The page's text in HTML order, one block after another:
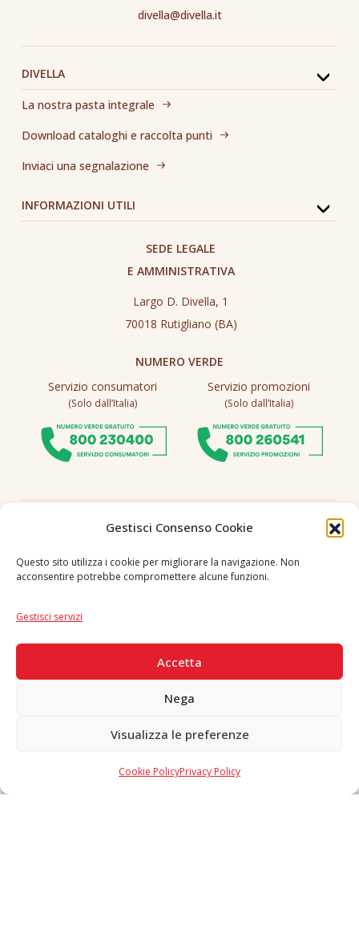
Gestisci Consenso Cookie
Questo sito utilizza i cookie per migliorare la navigazione. Non
acconsentire potrebbe compromettere alcune funzioni.
Gestisci servizi
Accetta
Nega
Visualizza le preferenze
Cookie PolicyPrivacy Policy
DIVELLA
La nostra pasta integrale
Download cataloghi e raccolta punti
Inviaci una segnalazione
INFORMAZIONI UTILI
divella@divella.it
SEDE LEGALE
E AMMINISTRATIVA
Largo D. Divella, 1
70018 Rutigliano (BA)
NUMERO VERDE
Servizio consumatori
(Solo dall’Italia)
Servizio promozioni
(Solo dall’Italia)
Seguici
Copyright © 2026 F. Divella S.p.A. - P.IVA 00257660720 - REA: 35658